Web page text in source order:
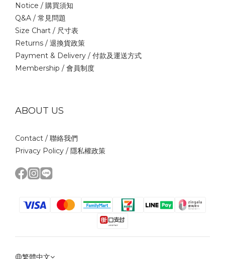
Notice / 購買須知
Q&A / 常見問題
Size Chart / 尺寸表
Returns / 退換貨政策
Payment & Delivery / 付款及運送方式
Membership / 會員制度
ABOUT US
Contact / 聯絡我們
Privacy Policy / 隱私權政策
繁體中文